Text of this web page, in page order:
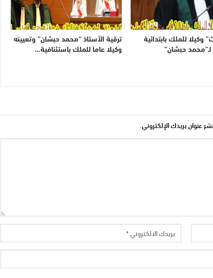
وكيلا للملك بابتدائية
حبشان”
ترقية الأستاذ “محمد حبشان” وتعيينه
وكيلا عاما للملك باستئنافية…
عنوان بريدك الإلكتروني.